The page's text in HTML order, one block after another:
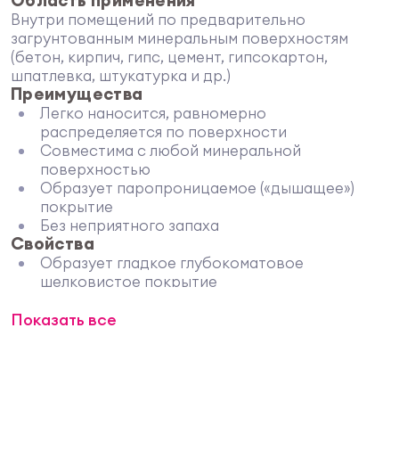
Внутри помещений по предварительно
загрунтованным минеральным поверхностям
(бетон, кирпич, гипс, цемент, гипсокартон,
шпатлевка, штукатурка и др.)
Преимущества
Легко наносится, равномерно
распределяется по поверхности
Совместима с любой минеральной
поверхностью
Образует паропроницаемое («дышащее»)
покрытие
Без неприятного запаха
Свойства
Образует гладкое глубокоматовое
шелковистое покрытие
Легко наносится, равномерно
Показать все